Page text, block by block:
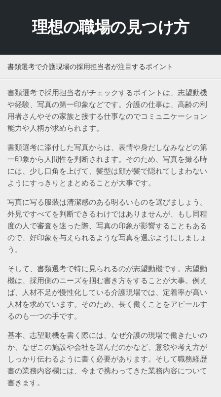
理想の職場の見つけ方
書類選考で介護現場の採用担当者が注目するポイント
書類選考で採用担当者がチェックするポイントは、志望動機
や経験、写真の第一印象などです。介護の仕事は、高齢の利
用者さんやその家族と接する仕事なのでコミュニケーション
能力や人柄が求められます。
書類選考に添付した写真からは、表情や身だしなみなどの第
一印象から人間性を判断されます。そのため、写真を撮る時
には、少し口角を上げて、髪型は顔が髪で隠れてしまわない
ようにすっきりとまとめることが大事です。
写真に写る服装は清潔感のある明るいものを選びましょう。
外見ですべてを判断できるわけではありませんが、もし同程
度の人で審査を迷った際、写真の印象が影響することもある
ので、好印象を与えられるような写真を選ぶようにしましょ
う。
そして、書類選考で特に見られるのが志望動機です。志望動
機は、採用側のニーズを掴む書き方をすることが大事。例え
ば、人材不足が慢性化している介護現場では、定着率が高い
人材を求めています。そのため、長く働くことをアピールす
るのも一つの手です。
基本、志望動機を書く際には、なぜ介護の現場で働きたいの
か、なぜこの施設や会社を選んだのかなど、意欲や考え方が
しっかり伝わるように書く必要があります。そして職務経歴
書の業務内容欄には、今まで携わってきた業務内容について
書きます。